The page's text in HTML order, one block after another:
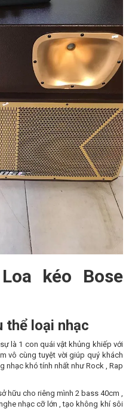
kéo Bose
thể loại nhạc
là 1 con quái vật khủng khiếp với
vô cùng tuyệt vời giúp quý khách
nhạc khó tính nhất như Rock , Rap
hữu cho riêng mình 2 bass 40cm ,
nhạc cỡ lớn , tạo không khí sôi